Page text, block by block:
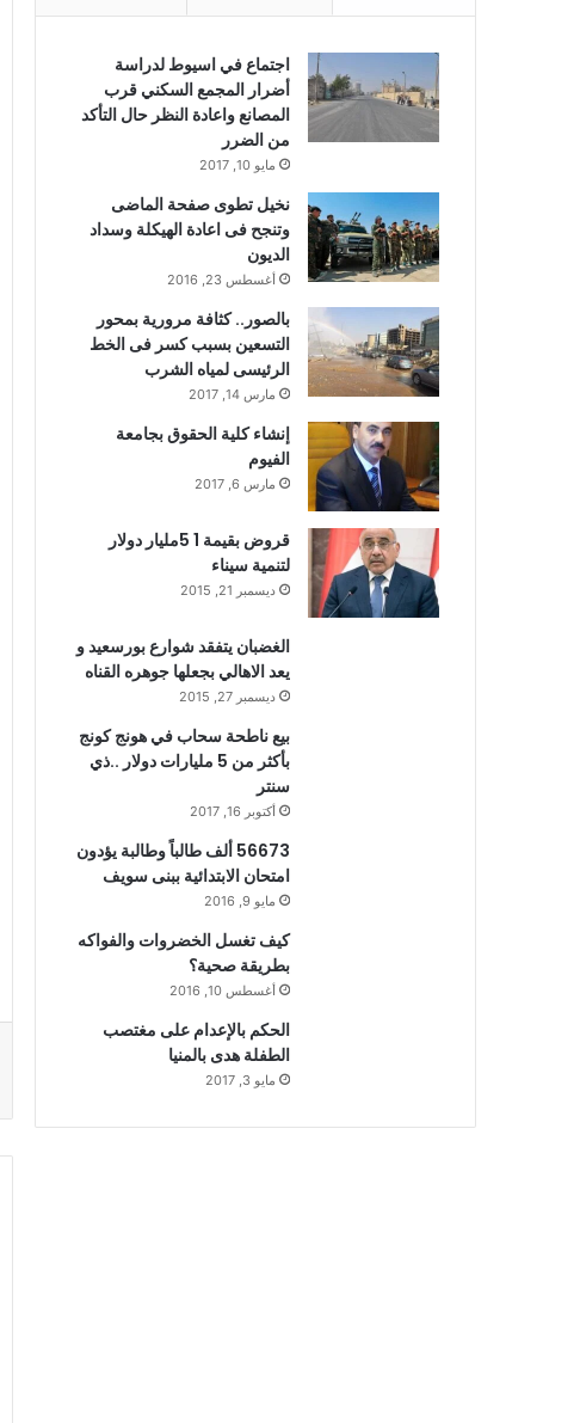
اجتماع في اسيوط لدراسة
أضرار المجمع السكني قرب
المصانع واعادة النظر حال التأكد
من الضرر
مايو 10, 2017
نخيل تطوى صفحة الماضى
وتنجح فى اعادة الهيكلة وسداد
الديون
أغسطس 23, 2016
بالصور.. كثافة مرورية بمحور
التسعين بسبب كسر فى الخط
الرئيسى لمياه الشرب
مارس 14, 2017
إنشاء كلية الحقوق بجامعة
الفيوم
مارس 6, 2017
قروض بقيمة 1 5مليار دولار
لتنمية سيناء
ديسمبر 21, 2015
الغضبان يتفقد شوارع بورسعيد و
يعد الاهالي بجعلها جوهره القناه
ديسمبر 27, 2015
بيع ناطحة سحاب في هونج كونج
بأكثر من 5 مليارات دولار ..ذي
سنتر
أكتوبر 16, 2017
56673 ألف طالباً وطالبة يؤدون
امتحان الابتدائية ببنى سويف
مايو 9, 2016
كيف تغسل الخضروات والفواكه
بطريقة صحية؟
أغسطس 10, 2016
الحكم بالإعدام على مغتصب
الطفلة هدى بالمنيا
مايو 3, 2017